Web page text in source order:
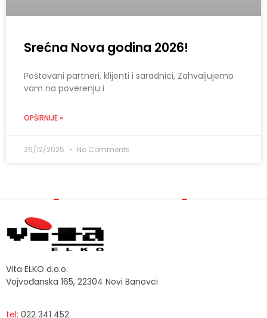
Srećna Nova godina 2026!
Poštovani partneri, klijenti i saradnici, Zahvaljujemo
vam na poverenju i
OPŠIRNIJE »
26/12/2025 No Comments
Vita ELKO d.o.o.
Vojvođanska 165, 22304 Novi Banovci
tel: 022 341 452